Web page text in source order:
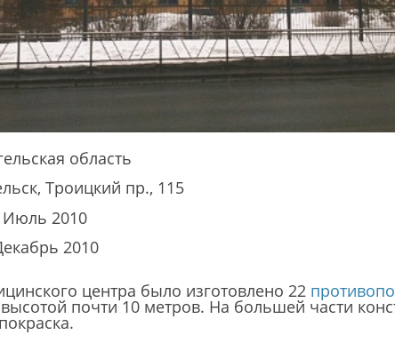
область
Троицкий пр., 115
2010
2010
центра было изготовлено 22
почти 10 метров. На большей части